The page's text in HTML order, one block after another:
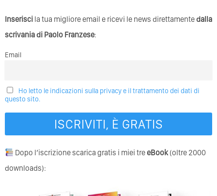
Tutto Peggiorerà
Quali Sono Gli Errori Della Comunicazione Politica? Il
Inserisci la tua migliore email e ricevi le news direttamentedalla
scrivania di Paolo Franzese:
Email
Ho letto le indicazioni sulla privacy e il trattamento dei dati di
questo sito.
Dopo l’iscrizione scarica gratis i miei treeBook(oltre 2000
downloads):